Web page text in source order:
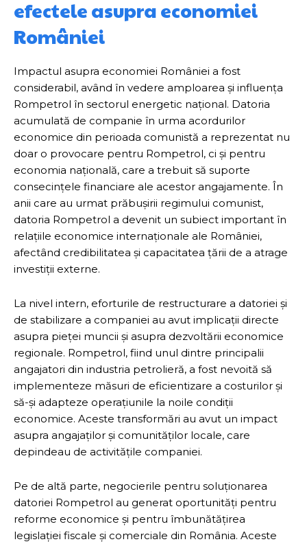
efectele asupra economiei
României
Impactul asupra economiei României a fost
considerabil, având în vedere amploarea și influența
Rompetrol în sectorul energetic național. Datoria
acumulată de companie în urma acordurilor
economice din perioada comunistă a reprezentat nu
doar o provocare pentru Rompetrol, ci și pentru
economia națională, care a trebuit să suporte
consecințele financiare ale acestor angajamente. În
anii care au urmat prăbușirii regimului comunist,
datoria Rompetrol a devenit un subiect important în
relațiile economice internaționale ale României,
afectând credibilitatea și capacitatea țării de a atrage
investiții externe.
La nivel intern, eforturile de restructurare a datoriei și
de stabilizare a companiei au avut implicații directe
asupra pieței muncii și asupra dezvoltării economice
regionale. Rompetrol, fiind unul dintre principalii
angajatori din industria petrolieră, a fost nevoită să
implementeze măsuri de eficientizare a costurilor și
să-și adapteze operațiunile la noile condiții
economice. Aceste transformări au avut un impact
asupra angajaților și comunităților locale, care
depindeau de activitățile companiei.
Pe de altă parte, negocierile pentru soluționarea
datoriei Rompetrol au generat oportunități pentru
reforme economice și pentru îmbunătățirea
legislației fiscale și comerciale din România. Aceste